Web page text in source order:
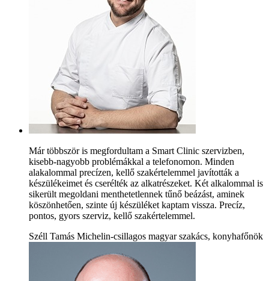
Már többször is megfordultam a Smart Clinic szervizben,
kisebb-nagyobb problémákkal a telefonomon. Minden
alakalommal precízen, kellő szakértelemmel javították a
készülékeimet és cserélték az alkatrészeket. Két alkalommal is
sikerült megoldani menthetetlennek tűnő beázást, aminek
köszönhetően, szinte új készüléket kaptam vissza. Precíz,
pontos, gyors szerviz, kellő szakértelemmel.
Széll Tamás Michelin-csillagos magyar szakács, konyhafőnök